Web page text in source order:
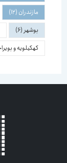
مازندران(12)
بوشهر(6)
کهکیلویه و